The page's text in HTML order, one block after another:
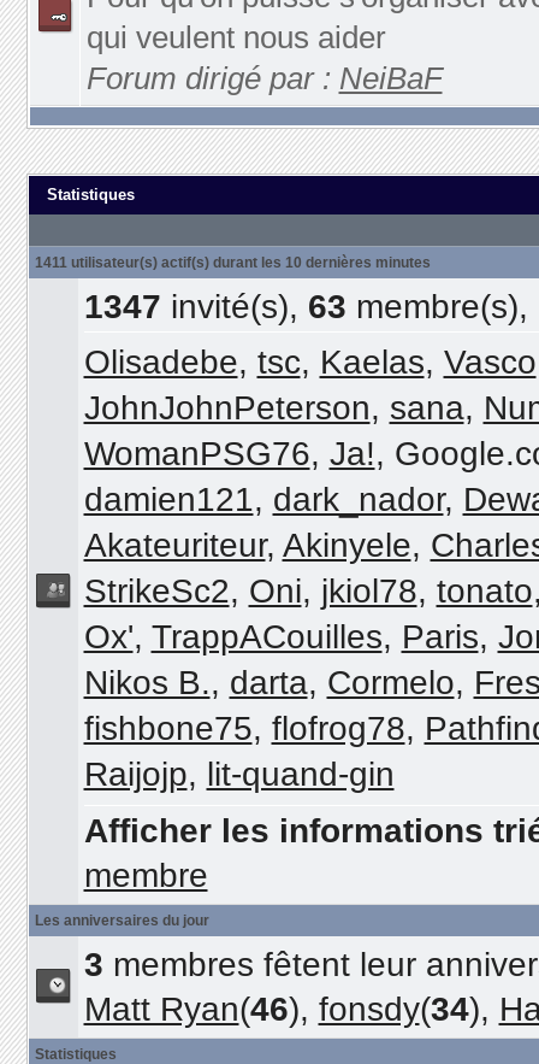
qui veulent nous aider
Forum dirigé par : NeiBaF
Statistiques
1411 utilisateur(s) actif(s) durant les 10 dernières minutes
1347 invité(s), 63 membre(s),
Olisadebe, tsc, Kaelas, Vasco
JohnJohnPeterson, sana,
WomanPSG76, Ja!,
damien121, dark_nador,
Akateuriteur, Akinyele,
StrikeSc2, Oni, jkiol78, tonato
Ox', TrappACouilles, Paris,
Nikos B., darta, Cormelo,
fishbone75, flofrog78,
Raijojp, lit-quand-gin
Afficher les informations
membre
Les anniversaires du jour
3 membres fêtent leur
Matt Ryan(46), fonsdy(34),
Statistiques